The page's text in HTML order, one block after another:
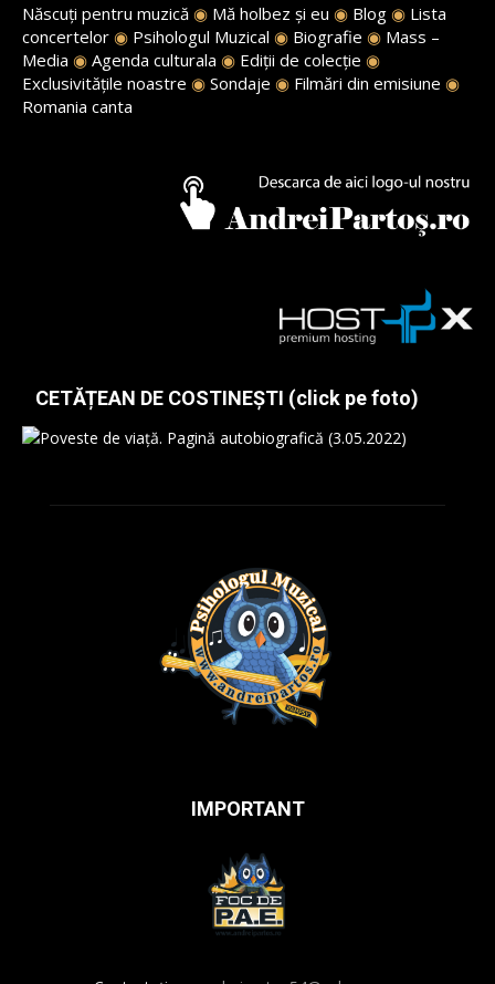
Născuți pentru muzică ◉ Mă holbez și eu ◉ Blog ◉ Lista
concertelor ◉ Psihologul Muzical ◉ Biografie ◉ Mass –
Media ◉ Agenda culturala ◉ Ediții de colecție ◉
Exclusivitățile noastre ◉ Sondaje ◉ Filmări din emisiune ◉
Romania canta
CETĂȚEAN DE COSTINEȘTI (click pe foto)
IMPORTANT